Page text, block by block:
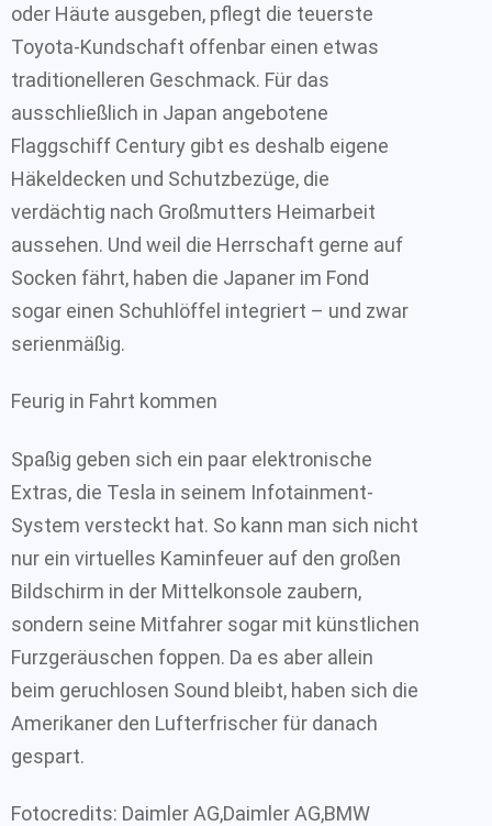
oder Häute ausgeben, pflegt die teuerste
Toyota-Kundschaft offenbar einen etwas
traditionelleren Geschmack. Für das
ausschließlich in Japan angebotene
Flaggschiff Century gibt es deshalb eigene
Häkeldecken und Schutzbezüge, die
verdächtig nach Großmutters Heimarbeit
aussehen. Und weil die Herrschaft gerne auf
Socken fährt, haben die Japaner im Fond
sogar einen Schuhlöffel integriert – und zwar
serienmäßig.
Feurig in Fahrt kommen
Spaßig geben sich ein paar elektronische
Extras, die Tesla in seinem Infotainment-
System versteckt hat. So kann man sich nicht
nur ein virtuelles Kaminfeuer auf den großen
Bildschirm in der Mittelkonsole zaubern,
sondern seine Mitfahrer sogar mit künstlichen
Furzgeräuschen foppen. Da es aber allein
beim geruchlosen Sound bleibt, haben sich die
Amerikaner den Lufterfrischer für danach
gespart.
Fotocredits: Daimler AG,Daimler AG,BMW